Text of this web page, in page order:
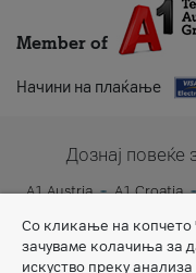
Member of
Начини на плаќање
Дознај повеќе
A1 Austria A1 Croatia
Со кликање на копчето
зачуваме колачиња за
искуство преку